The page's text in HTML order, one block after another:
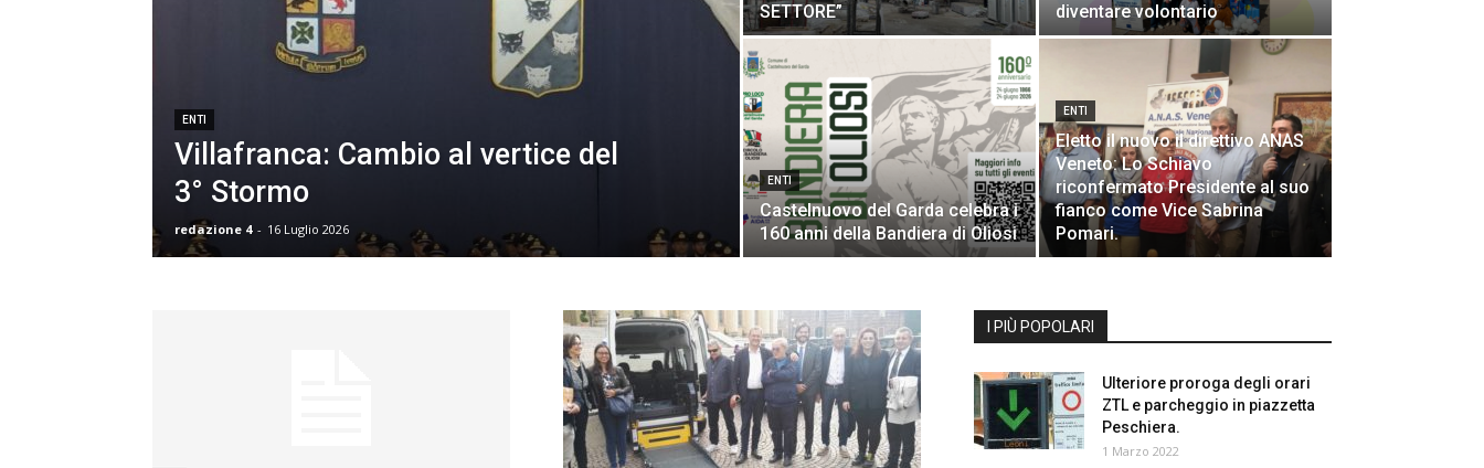
ENTI
Villafranca: Cambio al vertice del
3° Stormo
redazione 4 - 16 Luglio 2026
SETTORE”
diventare volontario
ENTI
Castelnuovo del Garda celebra i
160 anni della Bandiera di Oliosi
ENTI
Eletto il nuovo il direttivo ANAS
Veneto: Lo Schiavo
riconfermato Presidente al suo
fianco come Vice Sabrina
Pomari.
I PIÙ POPOLARI
Ulteriore proroga degli orari
ZTL e parcheggio in piazzetta
Peschiera.
1 Marzo 2022